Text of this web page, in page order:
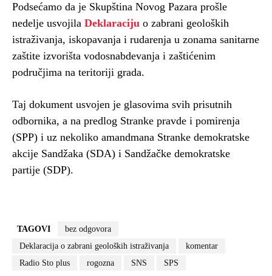
Podsećamo da je Skupština Novog Pazara prošle
nedelje usvojila Deklaraciju o zabrani geoloških
istraživanja, iskopavanja i rudarenja u zonama sanitarne
zaštite izvorišta vodosnabdevanja i zaštićenim
područjima na teritoriji grada.
Taj dokument usvojen je glasovima svih prisutnih
odbornika, a na predlog Stranke pravde i pomirenja
(SPP) i uz nekoliko amandmana Stranke demokratske
akcije Sandžaka (SDA) i Sandžačke demokratske
partije (SDP).
TAGOVI
bez odgovora
Deklaracija o zabrani geoloških istraživanja
komentar
Radio Sto plus
rogozna SNS SPS